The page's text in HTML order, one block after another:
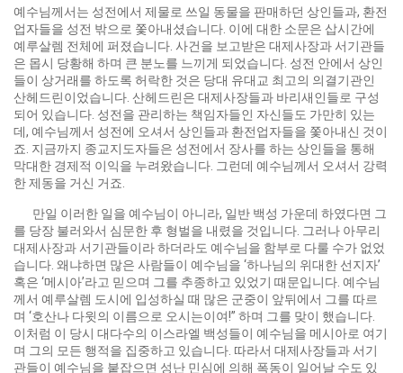
플
레
이
어
예수님께서는 성전에서 제물로 쓰일 동물을 판매하던 상인들과, 환전
업자들을 성전 밖으로 쫓아내셨습니다. 이에 대한 소문은 삽시간에
예루살렘 전체에 퍼졌습니다. 사건을 보고받은 대제사장과 서기관들
은 몹시 당황해 하며 큰 분노를 느끼게 되었습니다. 성전 안에서 상인
들이 상거래를 하도록 허락한 것은 당대 유대교 최고의 의결기관인
산헤드린이었습니다. 산헤드린은 대제사장들과 바리새인들로 구성
되어 있습니다. 성전을 관리하는 책임자들인 자신들도 가만히 있는
데, 예수님께서 성전에 오셔서 상인들과 환전업자들을 쫓아내신 것이
죠. 지금까지 종교지도자들은 성전에서 장사를 하는 상인들을 통해
막대한 경제적 이익을 누려왔습니다. 그런데 예수님께서 오셔서 강력
한 제동을 거신 거죠.
만일 이러한 일을 예수님이 아니라, 일반 백성 가운데 하였다면 그
를 당장 불러와서 심문한 후 형벌을 내렸을 것입니다. 그러나 아무리
대제사장과 서기관들이라 하더라도 예수님을 함부로 다룰 수가 없었
습니다. 왜냐하면 많은 사람들이 예수님을 ‘하나님의 위대한 선지자’
혹은 ‘메시아’라고 믿으며 그를 추종하고 있었기 때문입니다. 예수님
께서 예루살렘 도시에 입성하실 때 많은 군중이 앞뒤에서 그를 따르
며 ‘호산나 다윗의 이름으로 오시는이여!” 하며 그를 맞이 했습니다.
이처럼 이 당시 대다수의 이스라엘 백성들이 예수님을 메시아로 여기
며 그의 모든 행적을 집중하고 있습니다. 따라서 대제사장들과 서기
관들이 예수님을 붙잡으면 성난 민심에 의해 폭동이 일어날 수도 있